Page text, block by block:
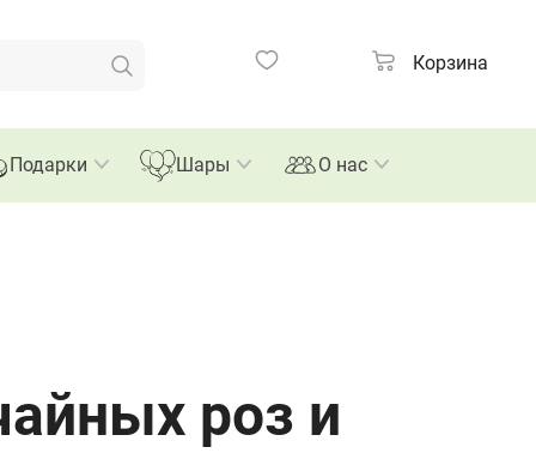
Корзина
Подарки Шары О нас
роз и